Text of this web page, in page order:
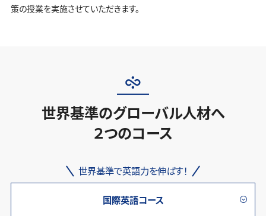
策の授業を実施させていただきます。
世界基準のグローバル人材へ
２つのコース
世界基準で英語力を伸ばす！
国際英語コース